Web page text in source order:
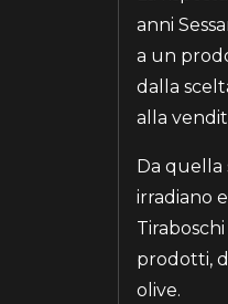
anni
a un
dalla
alla
Da quella
irradiano
prodotti,
olive.